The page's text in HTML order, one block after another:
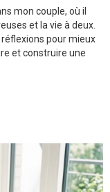
mon couple, où il
et la vie à deux.
pour mieux
et construire une